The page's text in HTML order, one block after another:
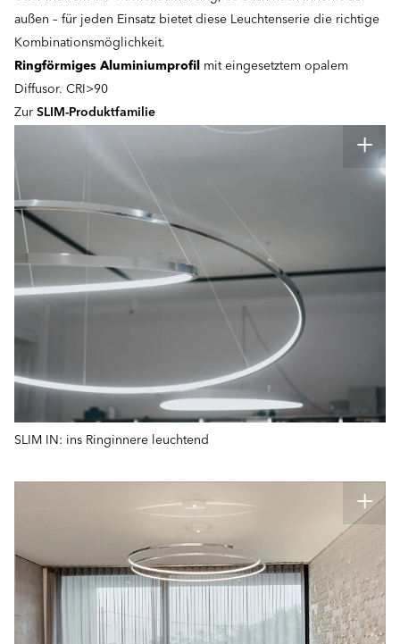
außen – für jeden Einsatz bietet diese Leuchtenserie die richtige
Kombinationsmöglichkeit.
Ringförmiges Aluminiumprofil mit eingesetztem opalem
Diffusor. CRI>90
Zur SLIM-Produktfamilie
SLIM IN: ins Ringinnere leuchtend